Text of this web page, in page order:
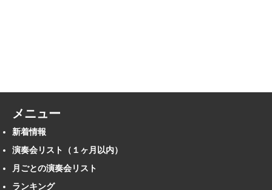
メニュー
新着情報
演奏会リスト（１ヶ月以内）
月ごとの演奏会リスト
ランキング